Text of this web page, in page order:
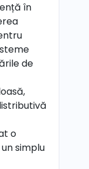
în
de
o
simplu